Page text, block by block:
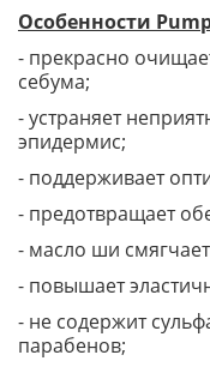
Особенности
- прекрасно
себума;
- устраняет
эпидермис;
- поддерживает
- предотвращает
- масло ши
- повышает
- не содержит
парабенов;